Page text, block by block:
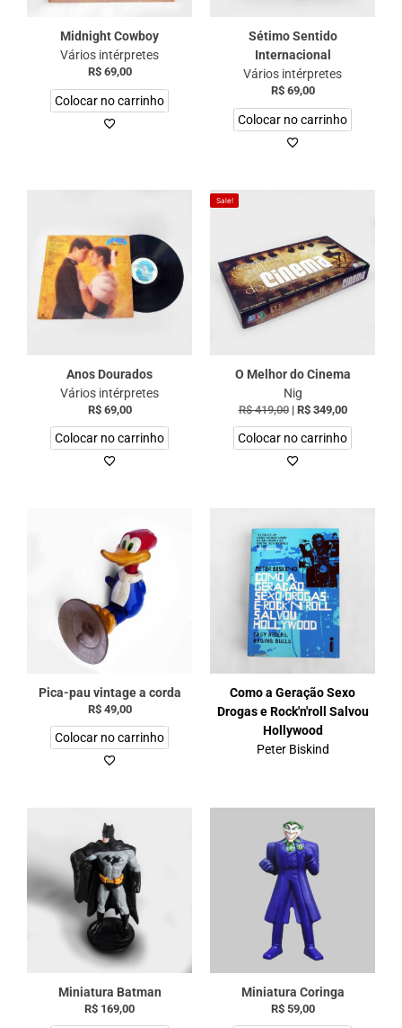
Midnight Cowboy
Vários intérpretes
R$69,00
Colocar no carrinho
Sétimo Sentido
Internacional
Vários intérpretes
R$69,00
Colocar no carrinho
Anos Dourados
Vários intérpretes
R$69,00
Colocar no carrinho
Sale!
O Melhor do Cinema
Nig
R$419,00| R$349,00
Colocar no carrinho
Pica-pau vintage a corda
R$49,00
Colocar no carrinho
Como a Geração Sexo
Drogas e Rock'n'roll Salvou
Hollywood
Peter Biskind
Miniatura Batman
R$ 169,00
Miniatura Coringa
R$59,00